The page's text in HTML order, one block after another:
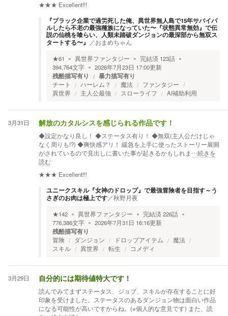
★★★ Excellent!!!
​『ブラック企業で過労死した俺、異世界無人島で15年サバイバ
ルしたら不老の最強種族になっていた〜『状態異常無効』で伝
説の仙桃を喰らい、人類未踏破ダンジョンの最深部から無双ス
タートする〜』 ／おまめちゃん
★61 異世界ファンタジー 完結済 123話
394,764文字 2026年7月23日 17:00更新
残酷描写有り 暴力描写有り
チート ハーレム？ 魔法
ファンタジー
異世界
主人公最強 スローライフ AI補助利用
3月31日 解放のカタルシスを感じられる作品です！
◆設定かなり良し！ ◆ステータス有り！ ◆無双(主人公だけじゃ
なく周りも!?) ◆爽快感アリ！ 緩急を上手に使ったストーリー展開
がされているので見出しに書いた事が起きるかもしれま …続きを
読む
★★★ Excellent!!!
ユニークスキル『女神のドロップ』で最強冒険者を目指す～う
さぎのお肉は極上です／秋野月夜
★142 異世界ファンタジー 完結済226話
776,386文字 2026年7月31日 16:16更新
残酷描写有り
冒険 ダンジョン ドロップアイテム
魔法
スキル
異世界 転生 コメディ
3月29日 自分的には期待値特大です！
読んでみてまずステータス、ジョブ、スキルが存在することに好
印象を受けました。ステータスのあるダンジョン物は面白い作品
になる可能性が高いですからね。(※個人的な意見です) また、読